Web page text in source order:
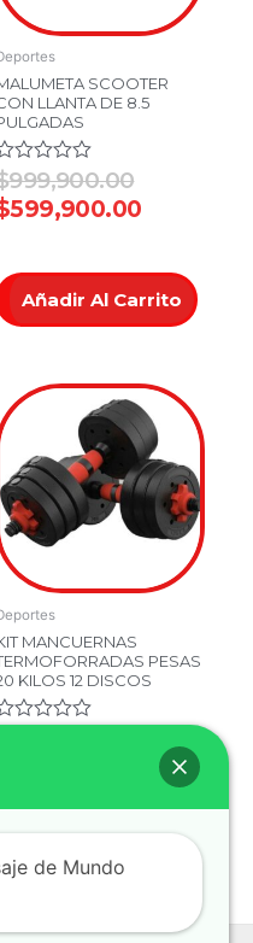
SCOOTER
LLANTA DE 8.5
en999,900.00
599,900.00
Añadir Al Carrito
MANCUERNAS
PESAS
KILOS 12 DISCOS
Añadir Al Carrito
de Mundo